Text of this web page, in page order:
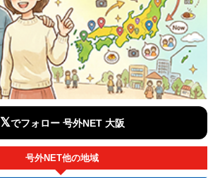
𝕏でフォロー 号外NET 大阪
号外NET他の地域